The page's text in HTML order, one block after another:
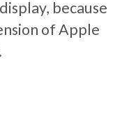
because
of Apple